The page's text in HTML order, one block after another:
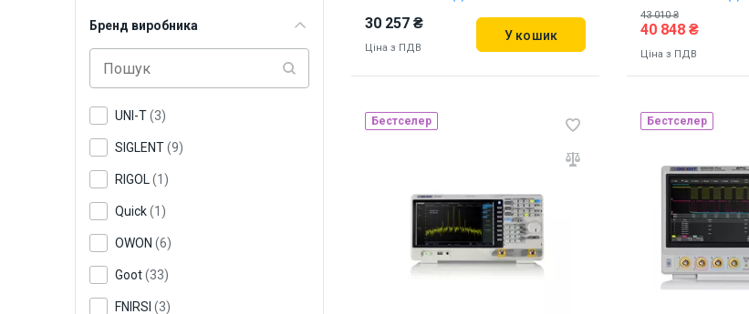
30 257 ₴
Ціна з ПДВ
У кошик
874773
43 010 ₴
40 848 ₴
Ціна з ПДВ
Наявність на складі:
876393
Бестселер Бестселер
Бренд виробника
UNI-T(3)
SIGLENT(9)
RIGOL (1)
Quick(1)
OWON (6)
Goot(33)
FNIRSI (3)